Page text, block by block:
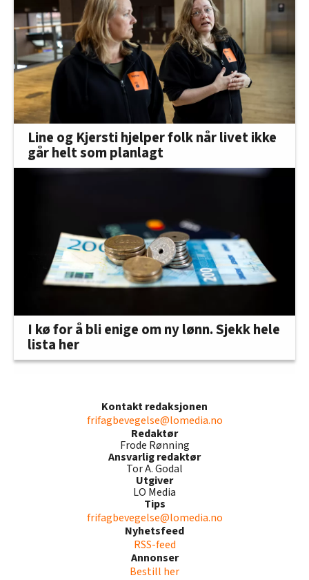
Line og Kjersti hjelper folk når livet ikke
går helt som planlagt
I kø for å bli enige om ny lønn. Sjekk hele
lista her
Kontakt redaksjonen
frifagbevegelse@lomedia.no
Redaktør
Frode Rønning
Ansvarlig redaktør
Tor A. Godal
Utgiver
LO Media
Tips
frifagbevegelse@lomedia.no
Nyhetsfeed
RSS-feed
Annonser
Bestill her